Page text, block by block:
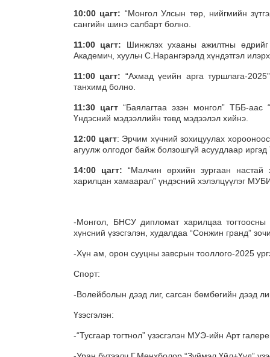
10:00 цагт: “Монгол Улсын төр, нийгмийн
сангийн шинэ салбарт болно.
11:00 цагт: Шинжлэх ухааны ажилтны өдрийг
Академич, хуульч С.Нарангэрэлд хүндэтгэл
11:00 цагт: “Ахмад үеийн арга туршлага-
танхимд болно.
11:30 цагт“Баялагтаа эзэн монгол” ТББ-аас
Үндэсний мэдээллийн төвд мэдээлэл хийнэ.
12:00 цагт: Эрчим хүчний зохицуулах
агуулж олгодог байж болзошгүй асуудлаар
14:00 цагт: “Малчин өрхийн зургаан
харилцан хамаарал” үндэсний хэлэлцүүлэг
-Монгол, БНСУ дипломат харилцаа
хүнсний үзэсгэлэн, худалдаа “Сонжин гранд”
-Хүн ам, орон сууцны завсрын тооллого-2025
Спорт:
-Волейболын дээд лиг, сагсан бөмбөгийн дээд
Үзэсгэлэн:
-“Тусгаар тогтнол” үзэсгэлэн МУЭ-ийн Арт